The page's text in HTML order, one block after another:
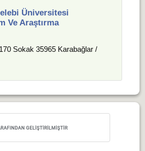
Üniversitesi
Ve Araştırma
Sokak 35965 Karabağlar /